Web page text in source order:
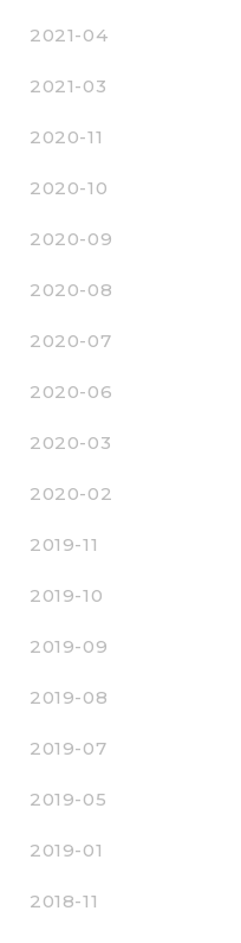
2021-04
2021-03
2020-11
2020-10
2020-09
2020-08
2020-07
2020-06
2020-03
2020-02
2019-11
2019-10
2019-09
2019-08
2019-07
2019-05
2019-01
2018-11